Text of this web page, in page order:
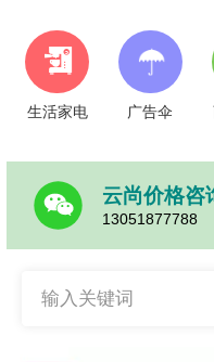
生活家电 广告伞
云尚价格咨
13051877788
输入关键词